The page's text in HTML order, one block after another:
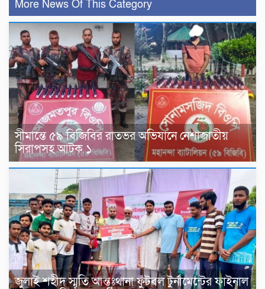
More News Of This Category
সীমান্তে ৫৯ বিজিবির রাতভর অভিযানে নেশাজাতীয়
সিরাপসহ আটক ১
জুলাই শহীদ স্মৃতি আন্তঃথানা ফুটবল টুর্নামেন্টের ফাইনাল